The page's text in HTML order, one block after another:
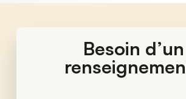
Besoin d’un